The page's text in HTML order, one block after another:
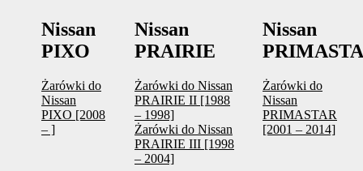
Nissan
PIXO
Żarówki do
Nissan
PIXO [2008
– ]
Nissan
PRAIRIE
Żarówki do Nissan
PRAIRIE II [1988
– 1998]
Żarówki do Nissan
PRAIRIE III [1998
– 2004]
Nissan
Żarówki do
Nissan
PRIMASTAR
[2001 – 2014]